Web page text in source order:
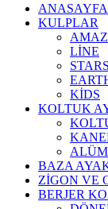
ANASAYFA
KULPLAR
LİNE
STARS
KİDS
KOLTUK
BAZA
ZİGON VE
BERJER